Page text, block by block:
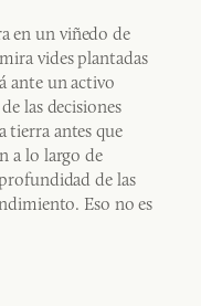
en un viñedo de
vides plantadas
ante un activo
las decisiones
tierra antes que
a lo largo de
de las
Eso no es